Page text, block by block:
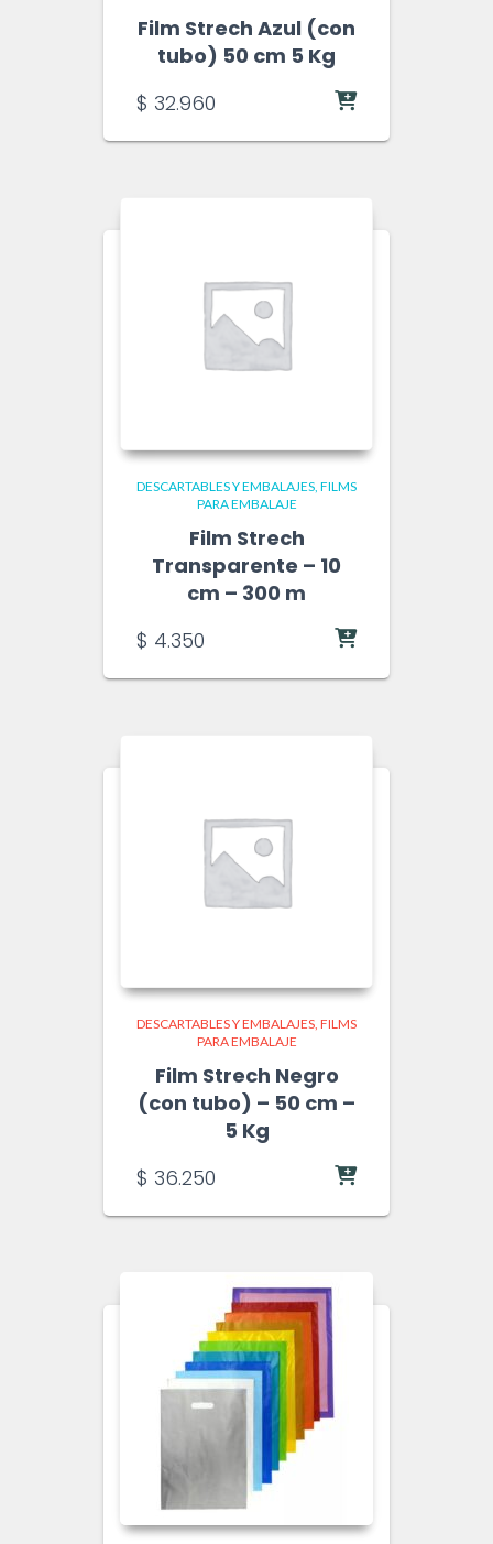
Film Strech Azul (con
tubo) 50 cm 5 Kg
$ 32.960
DESCARTABLES Y EMBALAJES FILMS
PARA EMBALAJE
Film Strech
Transparente – 10
cm – 300 m
$ 4.350
DESCARTABLES Y EMBALAJES FILMS
PARA EMBALAJE
Film Strech Negro
(con tubo) – 50 cm –
5 Kg
$ 36.250